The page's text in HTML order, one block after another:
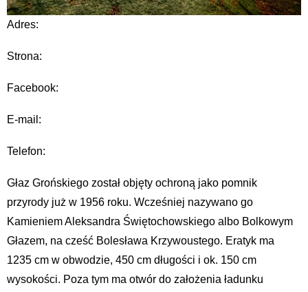
Adres:
Strona:
Facebook:
E-mail:
Telefon:
Głaz Grońskiego został objęty ochroną jako pomnik
przyrody już w 1956 roku. Wcześniej nazywano go
Kamieniem Aleksandra Świętochowskiego albo Bolkowym
Głazem, na cześć Bolesława Krzywoustego. Eratyk ma
1235 cm w obwodzie, 450 cm długości i ok. 150 cm
wysokości. Poza tym ma otwór do założenia ładunku